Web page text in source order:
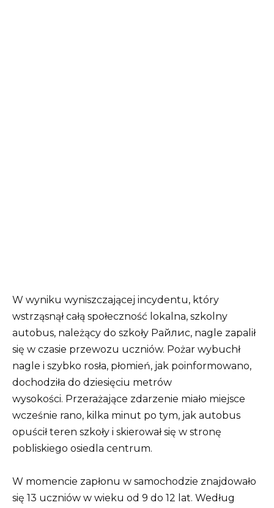
W wyniku wyniszczającej incydentu, który
wstrząsnął całą społeczność lokalna, szkolny
autobus, należący do szkoły Райлис, nagle zapalił
się w czasie przewozu uczniów. Pożar wybuchł
nagle i szybko rosła, płomień, jak poinformowano,
dochodziła do dziesięciu metrów
wysokości. Przerażające zdarzenie miało miejsce
wcześnie rano, kilka minut po tym, jak autobus
opuścił teren szkoły i skierował się w stronę
pobliskiego osiedla centrum.
W momencie zapłonu w samochodzie znajdowało
się 13 uczniów w wieku od 9 do 12 lat. Według